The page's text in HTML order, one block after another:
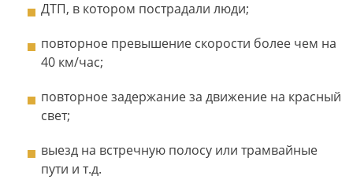
ДТП, в котором пострадали люди;
повторное превышение скорости более чем на
40 км/час;
повторное задержание за движение на красный
свет;
выезд на встречную полосу или трамвайные
пути и т.д.